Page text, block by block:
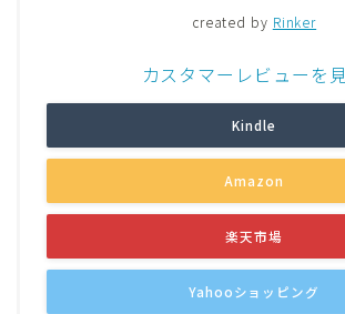
created by Rinker
カスタマーレビューを
Kindle
Amazon
楽天市場
Yahooショッピング